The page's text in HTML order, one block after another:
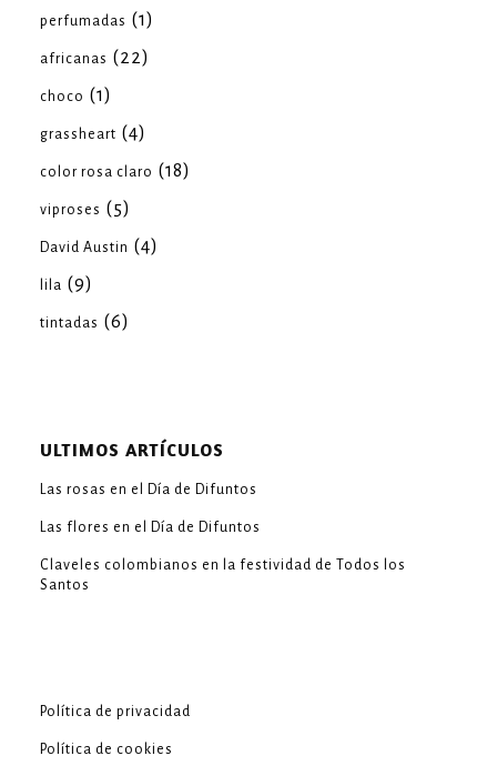
perfumadas (1)
africanas (22)
choco (1)
grassheart (4)
color rosa claro (18)
viproses (5)
David Austin (4)
lila (9)
tintadas (6)
ULTIMOS ARTÍCULOS
Las rosas en el Día de Difuntos
Las flores en el Día de Difuntos
Claveles colombianos en la festividad de Todos los
Santos
Política de privacidad
Política de cookies